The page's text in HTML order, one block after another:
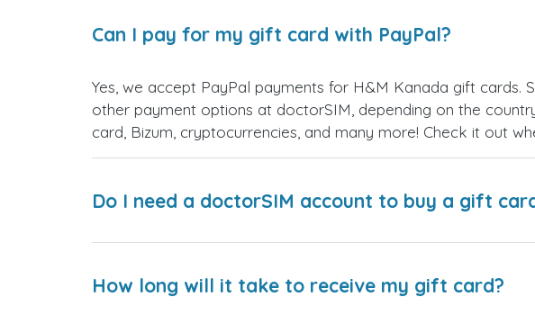
Can I pay for my gift card with PayPal?
Yes, we accept PayPal payments for H&M Kanada gift cards.
other payment options at doctorSIM, depending on the
card, Bizum, cryptocurrencies, and many more! Check it out
Do I need a doctorSIM account to buy a gift
How long will it take to receive my gift card?